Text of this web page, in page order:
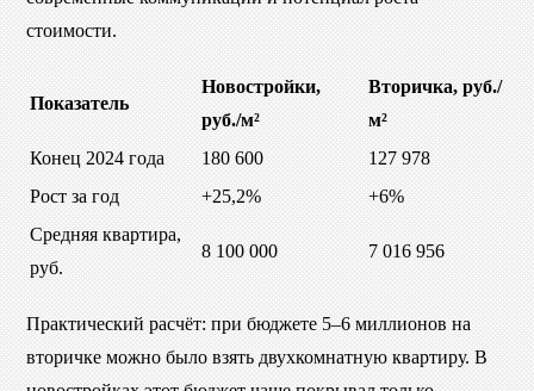
стоимости.
Показатель
Новостройки,
руб./м²
Вторичка, руб./
м²
Конец 2024 года
180 600
127 978
Рост за год
+25,2%
+6%
Средняя квартира,
руб.
8 100 000 7 016 956
Практический расчёт: при бюджете 5–6 миллионов на
вторичке можно было взять двухкомнатную квартиру. В